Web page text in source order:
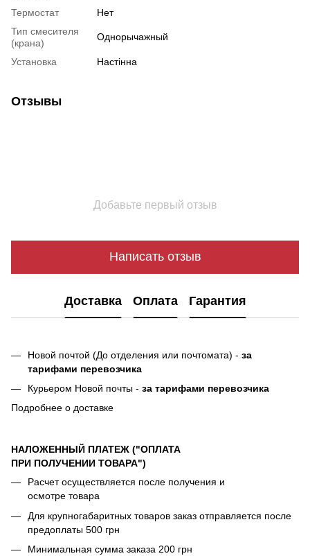
Термостат
Нет
Тип смесителя
(крана)
Однорычажный
Установка Настінна
Отзывы
Добавьте первый отзыв
Написать отзыв
Доставка Оплата Гарантия
Новой почтой (До отделения или почтомата) - за
тарифами перевозчика
Курьером Новой почты - за тарифами перевозчика
Подробнее о доставке
НАЛОЖЕННЫЙ ПЛАТЕЖ ("ОПЛАТА
ПРИ ПОЛУЧЕНИИ ТОВАРА")
Расчет осуществляется после получения и
осмотре товара
Для крупногабаритных товаров заказ отправляется после
предоплаты 500 грн
Минимальная сумма заказа 200 грн